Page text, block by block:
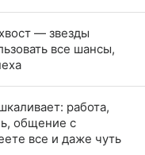
— звезды
все шансы,
работа,
общение с
все и даже чуть